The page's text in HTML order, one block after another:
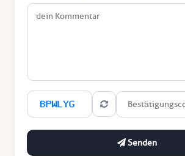
Senden